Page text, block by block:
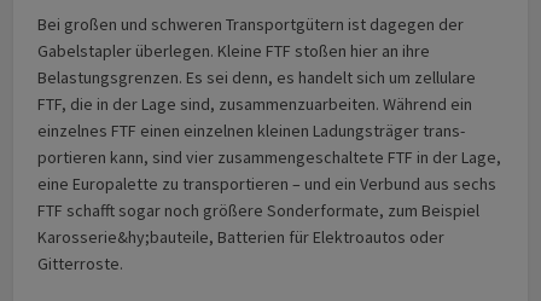
Bei großen und schweren Transport­gütern ist dagegen der
Gabel­stapler überlegen. Kleine FTF stoßen hier an ihre
Belastungs­grenzen. Es sei denn, es handelt sich um zellulare
FTF, die in der Lage sind, zusammen­zuarbeiten. Während ein
einzelnes FTF einen einzelnen kleinen Ladungsträger trans­
portieren kann, sind vier zusammen­geschaltete FTF in der Lage,
eine Europalette zu transportieren – und ein Verbund aus sechs
FTF schafft sogar noch größere Sonderformate, zum Beispiel
Karosserie&hy;bauteile, Batterien für Elektroautos oder
Gitterroste.